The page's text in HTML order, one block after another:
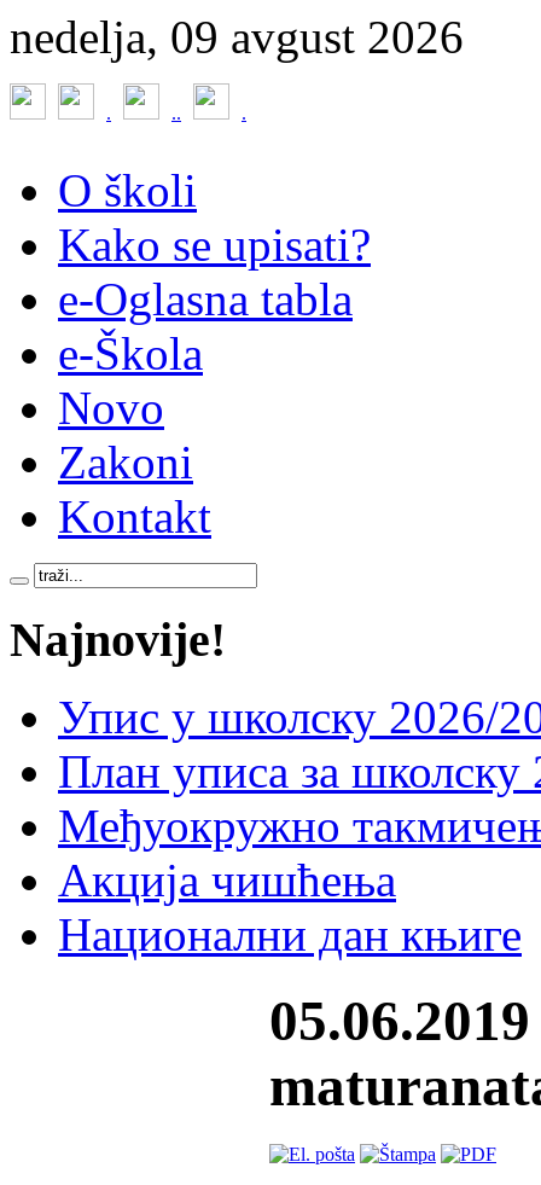
nedelja, 09 avgust 2026
. .. .
O školi
Kako se upisati?
e-Oglasna tabla
e-Škola
Novo
Zakoni
Kontakt
Najnovije!
Упис у школску 2026/
План уписа за школску
Међуокружно
Акција чишћења
Национални дан књиге